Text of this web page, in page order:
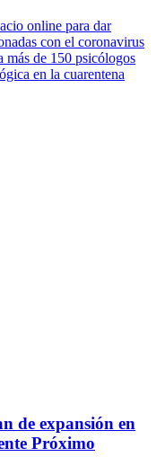
online para dar
con el coronavirus
más de 150 psicólogos
en la cuarentena
de expansión en
Próximo